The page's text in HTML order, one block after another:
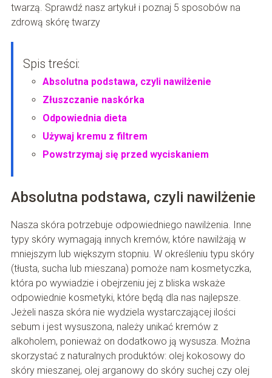
twarzą. Sprawdź nasz artykuł i poznaj 5 sposobów na
zdrową skórę twarzy
Spis treści:
Absolutna podstawa, czyli nawilżenie
Złuszczanie naskórka
Odpowiednia dieta
Używaj kremu z filtrem
Powstrzymaj się przed wyciskaniem
Absolutna podstawa, czyli nawilżenie
Nasza skóra potrzebuje odpowiedniego nawilżenia. Inne
typy skóry wymagają innych kremów, które nawilżają w
mniejszym lub większym stopniu. W określeniu typu skóry
(tłusta, sucha lub mieszana) pomoże nam kosmetyczka,
która po wywiadzie i obejrzeniu jej z bliska wskaże
odpowiednie kosmetyki, które będą dla nas najlepsze.
Jeżeli nasza skóra nie wydziela wystarczającej ilości
sebum i jest wysuszona, należy unikać kremów z
alkoholem, ponieważ on dodatkowo ją wysusza. Można
skorzystać z naturalnych produktów: olej kokosowy do
skóry mieszanej, olej arganowy do skóry suchej czy olej